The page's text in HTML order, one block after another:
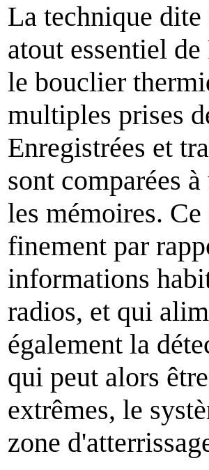
La technique
atout essentiel de
le bouclier
multiples prises
Enregistrées et
sont comparées
les mémoires.
finement par
informations
radios, et qui
également la
qui peut alors
extrêmes, le
zone